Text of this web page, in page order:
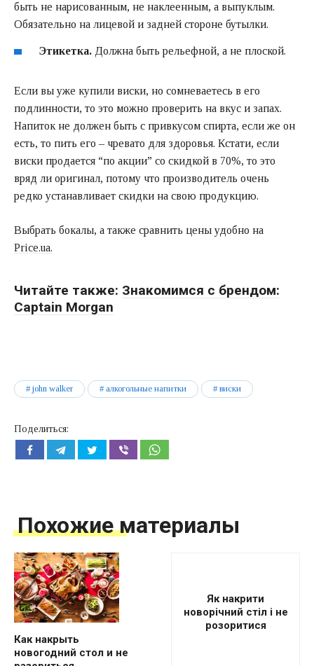
быть не нарисованным, не наклеенным, а выпуклым.
Обязательно на лицевой и задней стороне бутылки.
Этикетка. Должна быть рельефной, а не плоской.
Если вы уже купили виски, но сомневаетесь в его
подлинности, то это можно проверить на вкус и запах.
Напиток не должен быть с привкусом спирта, если же он
есть, то пить его – чревато для здоровья. Кстати, если
виски продается “по акции” со скидкой в 70%, то это
вряд ли оригинал, потому что производитель очень
редко устанавливает скидки на свою продукцию.
Выбрать бокалы, а также сравнить цены удобно на
Price.ua.
Читайте также: Знакомимся с брендом:
Captain Morgan
john walker алкогольные напитки виски
Поделиться:
Похожие материалы
Как накрыть
новогодний стол и не
Як накрити
новорічний стіл і не
розоритися